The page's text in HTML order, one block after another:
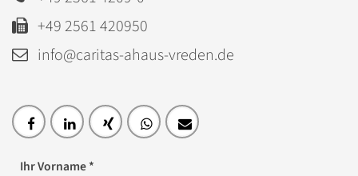
Ihr Vorname *
+49 2561 420950
info@caritas-ahaus-vreden.de